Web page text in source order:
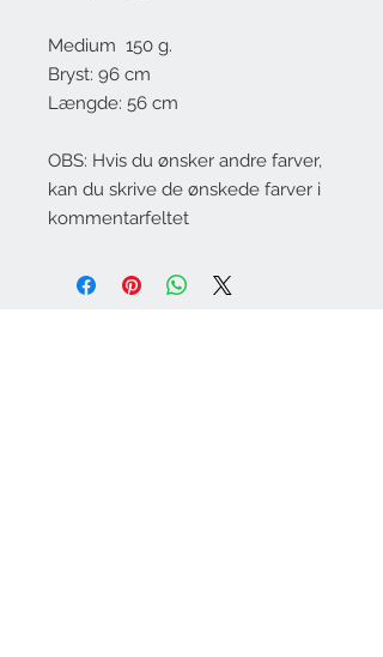
Medium 150 g.
Bryst: 96 cm
Længde: 56 cm
OBS: Hvis du ønsker andre farver,
kan du skrive de ønskede farver i
kommentarfeltet